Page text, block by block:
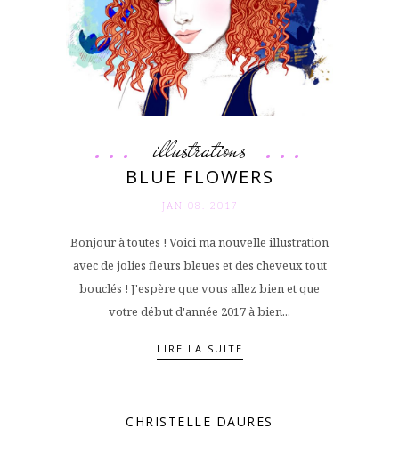
illustrations
BLUE FLOWERS
JAN 08. 2017
Bonjour à toutes ! Voici ma nouvelle illustration
avec de jolies fleurs bleues et des cheveux tout
bouclés ! J'espère que vous allez bien et que
votre début d'année 2017 à bien...
LIRE LA SUITE
CHRISTELLE DAURES